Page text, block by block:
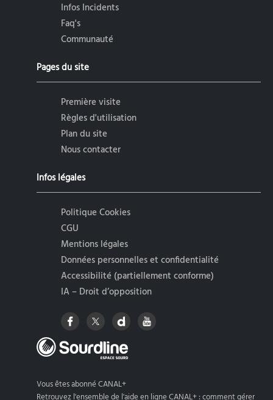
Infos Incidents
Faq's
Communauté
Pages du site
Première visite
Règles d'utilisation
Plan du site
Nous contacter
Infos légales
Politique Cookies
CGU
Mentions légales
Données personnelles et confidentialité
Accessibilité (partiellement conforme)
IA – Droit d’opposition
Vous êtes abonné CANAL+
Retrouvez l'ensemble de l'aide en ligne CANAL+ : comment gérer